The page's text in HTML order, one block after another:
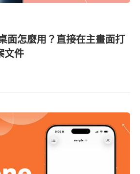
面怎麼用？直接在主畫面打
文件